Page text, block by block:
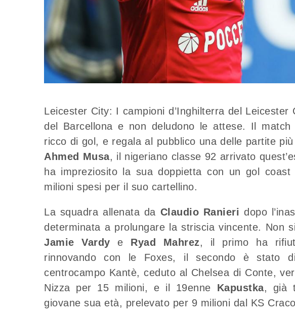
Leicester City: I campioni d’Inghilterra del
del Barcellona e non deludono le attese. Il match
ricco di gol, e regala al pubblico una delle partite
Ahmed Musa, il nigeriano classe 92 arrivato
ha impreziosito la sua doppietta con un gol
milioni spesi per il suo cartellino.
La squadra allenata da Claudio Ranieri dopo
determinata a prolungare la striscia vincente. Non
Jamie Vardy e Ryad Mahrez, il primo ha
rinnovando con le Foxes, il secondo è stato
centrocampo Kantè, ceduto al Chelsea di Conte,
Nizza per 15 milioni, e il 19enne Kapustka, già
giovane sua età, prelevato per 9 milioni dal KS